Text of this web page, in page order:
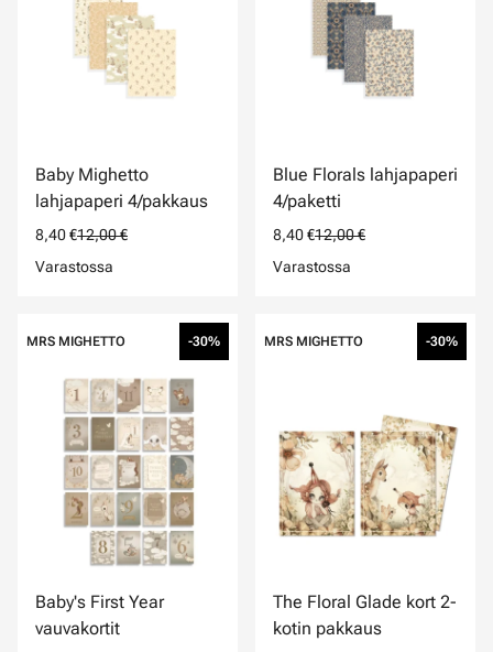
Baby Mighetto
lahjapaperi 4/pakkaus
8,40 €12,00 €
Varastossa
Blue Florals lahjapaperi
4/paketti
8,40 €12,00 €
Varastossa
MRS MIGHETTO -30%
Baby's First Year
vauvakortit
MRS MIGHETTO -30%
The Floral Glade kort 2-
kotin pakkaus